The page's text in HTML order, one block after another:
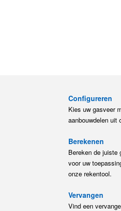
Configureren
Kies uw gasveer
aanbouwdelen uit
Berekenen
Bereken de juiste
voor uw
onze rekentool.
Vervangen
Vind een